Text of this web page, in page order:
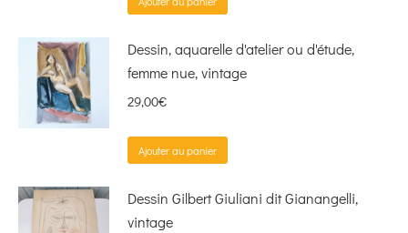
Dessin, aquarelle d'atelier ou d'étude,
femme nue, vintage
29,00€
Ajouter au panier
Dessin Gilbert Giuliani dit Gianangelli,
vintage